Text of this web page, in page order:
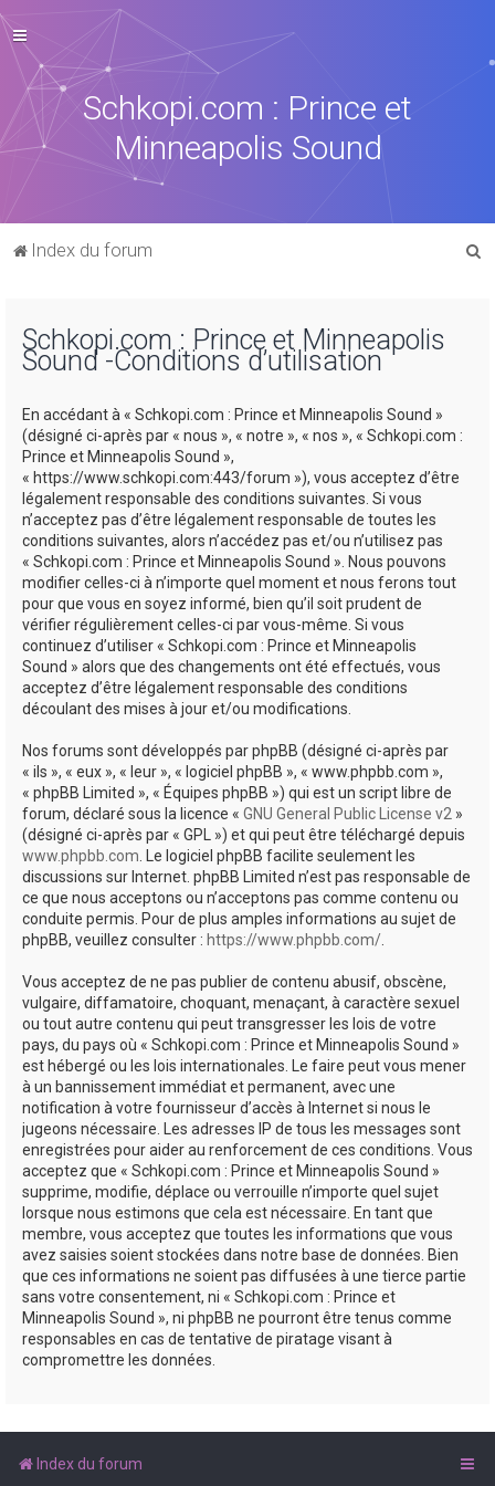
Schkopi.com : Prince et
Minneapolis Sound
Index du forum
Schkopi.com : Prince et Minneapolis
Sound -Conditions d’utilisation
En accédant à « Schkopi.com : Prince et Minneapolis Sound »
(désigné ci-après par « nous », « notre », « nos », « Schkopi.com :
Prince et Minneapolis Sound »,
« https://www.schkopi.com:443/forum »), vous acceptez d’être
légalement responsable des conditions suivantes. Si vous
n’acceptez pas d’être légalement responsable de toutes les
conditions suivantes, alors n’accédez pas et/ou n’utilisez pas
« Schkopi.com : Prince et Minneapolis Sound ». Nous pouvons
modifier celles-ci à n’importe quel moment et nous ferons tout
pour que vous en soyez informé, bien qu’il soit prudent de
vérifier régulièrement celles-ci par vous-même. Si vous
continuez d’utiliser « Schkopi.com : Prince et Minneapolis
Sound » alors que des changements ont été effectués, vous
acceptez d’être légalement responsable des conditions
découlant des mises à jour et/ou modifications.
Nos forums sont développés par phpBB (désigné ci-après par
« ils », « eux », « leur », « logiciel phpBB », « www.phpbb.com »,
« phpBB Limited », « Équipes phpBB ») qui est un script libre de
forum, déclaré sous la licence « GNU General Public License v2 »
(désigné ci-après par « GPL ») et qui peut être téléchargé depuis
www.phpbb.com . Le logiciel phpBB facilite seulement les
discussions sur Internet. phpBB Limited n’est pas responsable de
ce que nous acceptons ou n’acceptons pas comme contenu ou
conduite permis. Pour de plus amples informations au sujet de
phpBB, veuillez consulter : https://www.phpbb.com/
Vous acceptez de ne pas publier de contenu abusif, obscène,
vulgaire, diffamatoire, choquant, menaçant, à caractère sexuel
ou tout autre contenu qui peut transgresser les lois de votre
pays, du pays où « Schkopi.com : Prince et Minneapolis Sound »
est hébergé ou les lois internationales. Le faire peut vous mener
à un bannissement immédiat et permanent, avec une
notification à votre fournisseur d’accès à Internet si nous le
jugeons nécessaire. Les adresses IP de tous les messages sont
enregistrées pour aider au renforcement de ces conditions. Vous
acceptez que « Schkopi.com : Prince et Minneapolis Sound »
supprime, modifie, déplace ou verrouille n’importe quel sujet
lorsque nous estimons que cela est nécessaire. En tant que
membre, vous acceptez que toutes les informations que vous
avez saisies soient stockées dans notre base de données. Bien
que ces informations ne soient pas diffusées à une tierce partie
sans votre consentement, ni « Schkopi.com : Prince et
Minneapolis Sound », ni phpBB ne pourront être tenus comme
responsables en cas de tentative de piratage visant à
compromettre les données.
Index du forum